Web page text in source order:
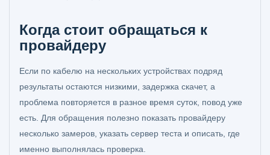
Когда стоит обращаться к
провайдеру
Если по кабелю на нескольких устройствах подряд
результаты остаются низкими, задержка скачет, а
проблема повторяется в разное время суток, повод уже
есть. Для обращения полезно показать провайдеру
несколько замеров, указать сервер теста и описать, где
именно выполнялась проверка.